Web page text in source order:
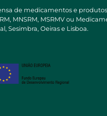
de medicamentos e
MNSRM, MSRMV ou
Sesimbra, Oeiras e Lisboa.